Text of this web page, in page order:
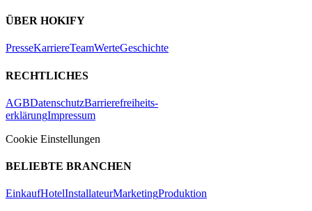
ÜBER HOKIFY
PresseKarriereTeamWerteGeschichte
RECHTLICHES
AGBDatenschutzBarrierefreiheits-
erklärungImpressum
Cookie Einstellungen
BELIEBTE BRANCHEN
EinkaufHotelInstallateurMarketingProduktion